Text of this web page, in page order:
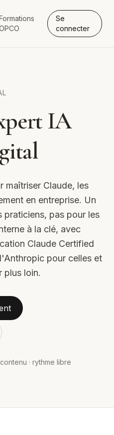
Se
connecter
IA
maîtriser Claude, les
en entreprise. Un
praticiens, pas pour les
à la clé, avec
Claude Certified
pour celles et
plus loin.
· rythme libre